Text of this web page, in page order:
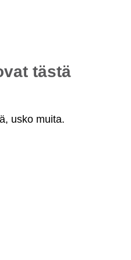
tästä
usko muita.